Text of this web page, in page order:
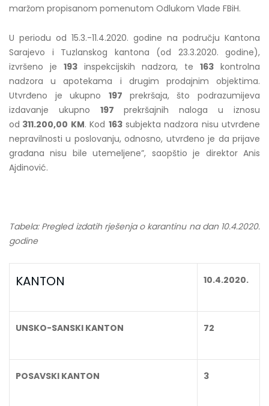
maržom propisanom pomenutom Odlukom Vlade FBiH.
U periodu od 15.3.-11.4.2020. godine na području Kantona
Sarajevo i Tuzlanskog kantona (od 23.3.2020. godine),
izvršeno je 193 inspekcijskih nadzora, te 163 kontrolna
nadzora u apotekama i drugim prodajnim objektima.
Utvrđeno je ukupno 197 prekršaja, što podrazumijeva
izdavanje ukupno 197 prekršajnih naloga u iznosu
od 311.200,00 KM. Kod 163subjekta nadzora nisu utvrđene
nepravilnosti u poslovanju, odnosno, utvrđeno je da prijave
građana nisu bile utemeljene”, saopštio je direktor Anis
Ajdinović.
Tabela: Pregled izdatih rješenja o karantinu na dan 10.4.2020.
godine
KANTON 10.4.2020.
UNSKO-SANSKI KANTON 72
POSAVSKI KANTON 3